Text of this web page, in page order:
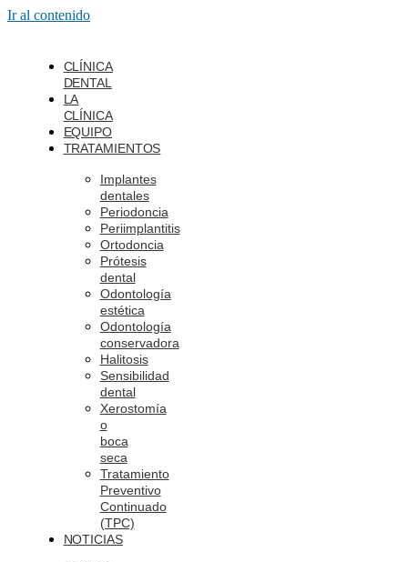
Ir al contenido
CLÍNICA
DENTAL
LA
CLÍNICA
EQUIPO
TRATAMIENTOS
Implantes
dentales
Periodoncia
Periimplantitis
Ortodoncia
Prótesis
dental
Odontología
estética
Odontología
conservadora
Halitosis
Sensibilidad
dental
Xerostomía
o
boca
seca
Tratamiento
Preventivo
Continuado
(TPC)
NOTICIAS